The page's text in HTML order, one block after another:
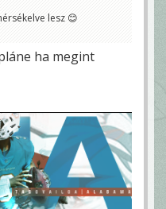
lesz 😊
ha megint